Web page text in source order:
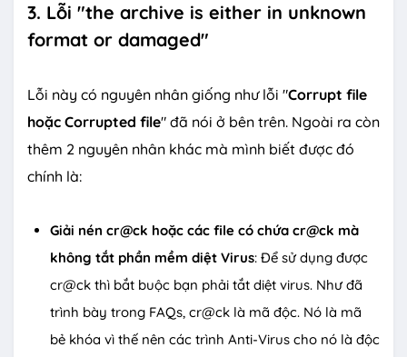
3. Lỗi "the archive is either in unknown
format or damaged"
Lỗi này có nguyên nhân giống như lỗi "Corrupt file
hoặc Corrupted file" đã nói ở bên trên. Ngoài ra còn
thêm 2 nguyên nhân khác mà mình biết được đó
chính là:
Giải nén cr@ck hoặc các file có chứa cr@ck mà
không tắt phần mềm diệt Virus: Để sử dụng được
cr@ck thì bắt buộc bạn phải tắt diệt virus. Như đã
trình bày trong FAQs, cr@ck là mã độc. Nó là mã
bẻ khóa vì thế nên các trình Anti-Virus cho nó là độc